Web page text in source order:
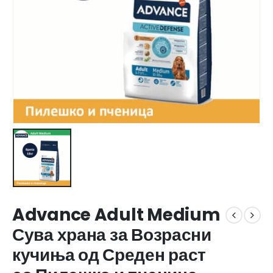
Advance Adult Medium
Сува храна за Возрасни
кучиња од Среден раст